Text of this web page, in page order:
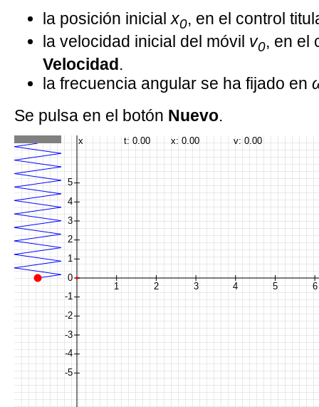
la posición inicialx0, en el control
la velocidad inicial del móvil v0, en el
Velocidad.
la frecuencia angular se ha fijado en
Se pulsa en el botón Nuevo.